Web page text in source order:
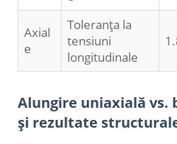
Axial
e
Toleranța la
tensiuni
longitudinale
Alungire uniaxială vs.
și rezultate